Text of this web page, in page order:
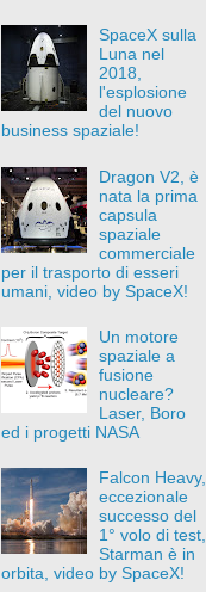
SpaceX sulla
Luna nel
2018,
l'esplosione
del nuovo
business spaziale!
Dragon V2, è
nata la prima
capsula
spaziale
commerciale
per il trasporto di esseri
umani, video by SpaceX!
Un motore
spaziale a
fusione
nucleare?
Laser, Boro
ed i progetti NASA
Falcon Heavy,
eccezionale
successo del
1° volo di test,
Starman è in
orbita, video by SpaceX!